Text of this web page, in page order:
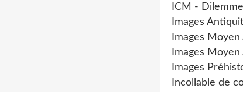
ICM -
Images
Images Moyen
Images Moyen
Images
Incollable de